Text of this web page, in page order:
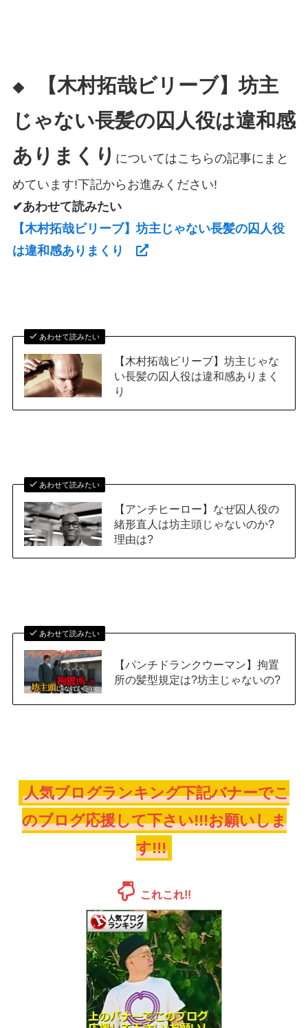
◆
【木村拓哉ビリーブ】坊主
じゃない長髪の囚人役は違和感
ありまくり についてはこちらの記事にまと
めています!下記からお進みください!
✔あわせて読みたい
【木村拓哉ビリーブ】坊主じゃない長髪の囚人役
は違和感ありまくり
あわせて読みたい
【木村拓哉ビリーブ】坊主じゃな
い長髪の囚人役は違和感ありまく
り
あわせて読みたい
【アンチヒーロー】なぜ囚人役の
緒形直人は坊主頭じゃないのか?
理由は?
あわせて読みたい
【パンチドランクウーマン】拘置
所の髪型規定は?坊主じゃないの?
人気ブログランキング下記バナーでこ
のブログ応援して下さい!!!お願いしま
す!!!
これこれ!!